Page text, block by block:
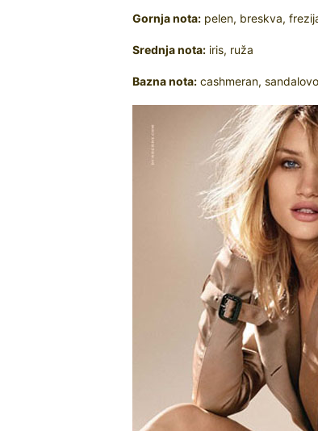
Gornja nota: pelen, breskva,
Srednja nota: iris, ruža
Bazna nota: cashmeran,